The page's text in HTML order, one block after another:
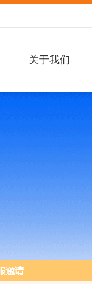
关于我们